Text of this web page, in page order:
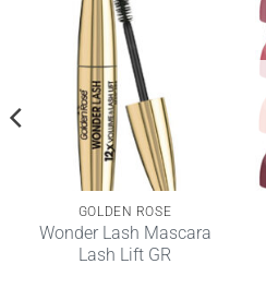
GOLDEN ROSE
Wonder Lash Mascara
Lash Lift GR